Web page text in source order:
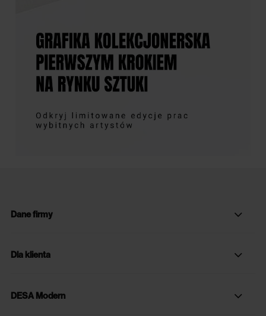
Dane firmy
Dla klienta
DESA Modern